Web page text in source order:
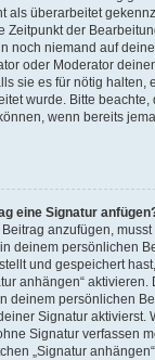
als überarbeitet
Zeitpunkt der
noch niemand auf
oder Moderator
sie es für nötig halten,
wurde. Bitte
wenn bereits
eine Signatur
anzufügen,
deinem persönlichen
und gespeichert
anhängen“
deinem persönlichen
Signatur aktivierst.
Signatur verfassen
„Signatur